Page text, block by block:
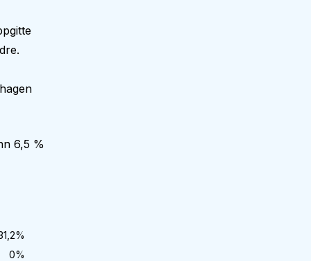
6,5 %
%
0%